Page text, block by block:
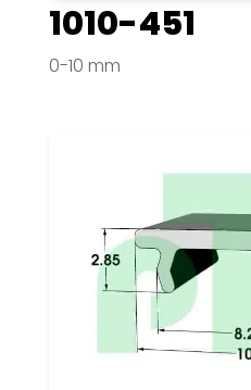
1010-451
0-10 mm